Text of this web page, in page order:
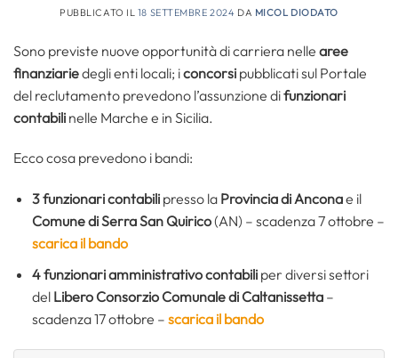
PUBBLICATO IL 18 SETTEMBRE 2024 DA MICOL DIODATO
Sono previste nuove opportunità di carriera nelle aree
finanziariedegli enti locali; iconcorsi pubblicati sul Portale
del reclutamento prevedono l’assunzione difunzionari
contabili nelle Marche e in Sicilia.
Ecco cosa prevedono i bandi:
3funzionari contabilipresso la Provincia di Anconae il
Comune di Serra San Quirico(AN) – scadenza 7 ottobre –
scarica il bando
4funzionari amministrativo contabiliper diversi settori
del Libero Consorzio Comunale di Caltanissetta–
scadenza 17 ottobre – scarica il bando